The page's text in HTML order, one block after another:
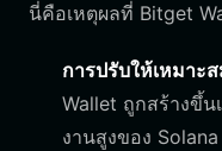
นี่คือเหตุผลที่ Bitget
การปรับให้เหมาะ
Wallet ถูกสร้างขึ้
งานสูงของ